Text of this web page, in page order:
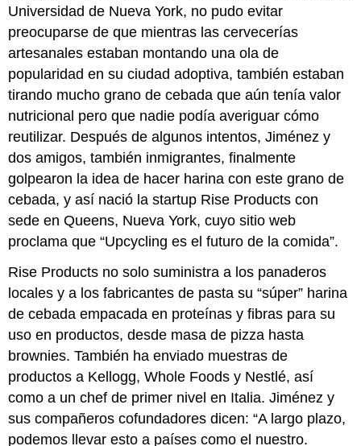
Universidad de Nueva York, no pudo evitar
preocuparse de que mientras las cervecerías
artesanales estaban montando una ola de
popularidad en su ciudad adoptiva, también estaban
tirando mucho grano de cebada que aún tenía valor
nutricional pero que nadie podía averiguar cómo
reutilizar. Después de algunos intentos, Jiménez y
dos amigos, también inmigrantes, finalmente
golpearon la idea de hacer harina con este grano de
cebada, y así nació la startup Rise Products con
sede en Queens, Nueva York, cuyo sitio web
proclama que “Upcycling es el futuro de la comida”.
Rise Products no solo suministra a los panaderos
locales y a los fabricantes de pasta su “súper” harina
de cebada empacada en proteínas y fibras para su
uso en productos, desde masa de pizza hasta
brownies. También ha enviado muestras de
productos a Kellogg, Whole Foods y Nestlé, así
como a un chef de primer nivel en Italia. Jiménez y
sus compañeros cofundadores dicen: “A largo plazo,
podemos llevar esto a países como el nuestro.